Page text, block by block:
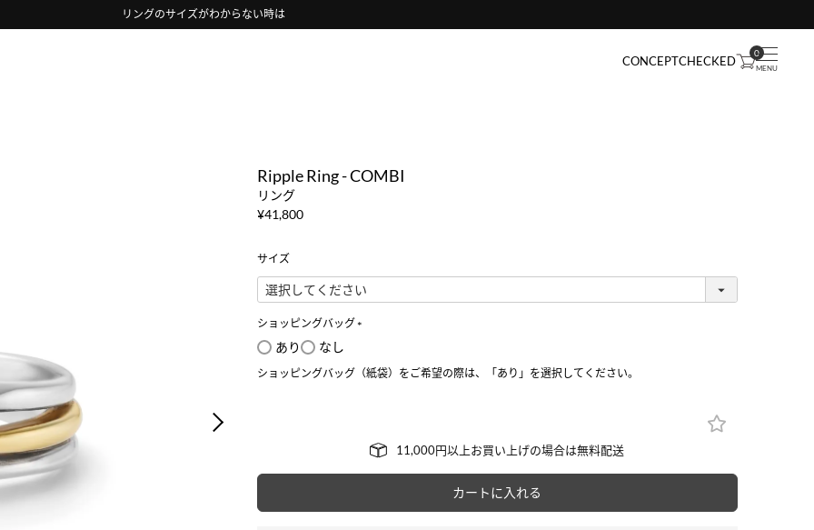
リングのサイズがわからない時は
CONCEPTCHECKED
0
NEXT
Ripple Ring - COMBI
リング
¥41,800
サイズ
ショッピングバッグ
須
あり なし
ショッピングバッグ（紙袋）をご希望の際は、「あり」を選択してください。
カートに入れる